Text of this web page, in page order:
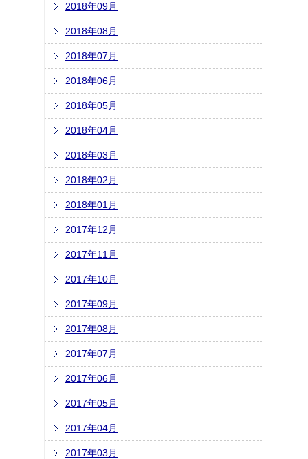
2018年09月
2018年08月
2018年07月
2018年06月
2018年05月
2018年04月
2018年03月
2018年02月
2018年01月
2017年12月
2017年11月
2017年10月
2017年09月
2017年08月
2017年07月
2017年06月
2017年05月
2017年04月
2017年03月